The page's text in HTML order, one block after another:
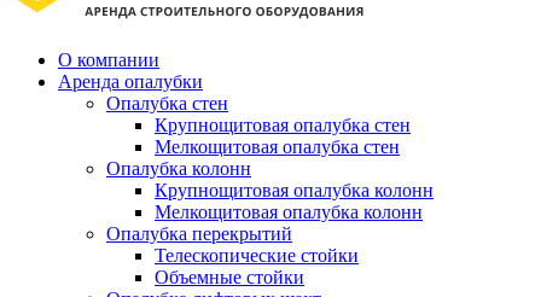
О компании
Аренда опалубки
Опалубка стен
Крупнощитовая опалубка стен
Мелкощитовая опалубка стен
Опалубка колонн
Крупнощитовая опалубка колонн
Мелкощитовая опалубка колонн
Опалубка перекрытий
Телескопические стойки
Объемные стойки